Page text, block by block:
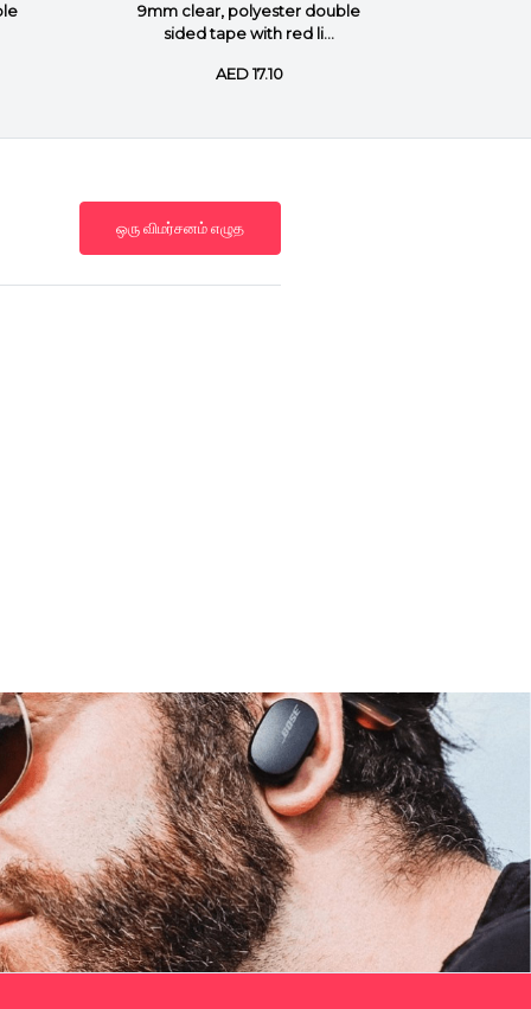
9mm clear, polyester double
sided tape with red li...
AED 17.10
ஒரு விமர்சனம் எழுத